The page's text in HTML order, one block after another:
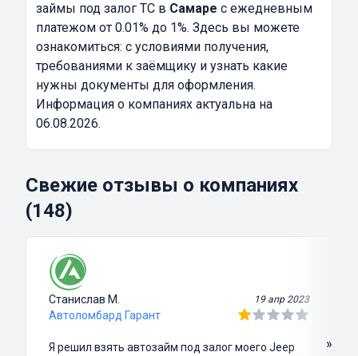
займы под залог ТС в Самаре с ежедневным
платежом от 0.01% до 1%. Здесь вы можете
ознакомиться: с условиями получения,
требованиями к заёмщику и узнать какие
нужны документы для оформления.
Информация о компаниях актуальна на
06.08.2026.
Свежие отзывы о компаниях
(148)
Станислав М. 19 апр 2023
Автоломбард Гарант
Я решил взять автозайм под залог моего Jeep
»